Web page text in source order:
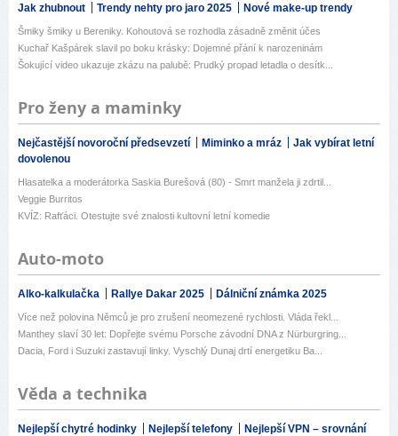
Jak zhubnout Trendy nehty pro jaro 2025 Nové make-up trendy
Šmiky šmiky u Bereniky. Kohoutová se rozhodla zásadně změnit účes
Kuchař Kašpárek slavil po boku krásky: Dojemné přání k narozeninám
Šokující video ukazuje zkázu na palubě: Prudký propad letadla o desítk...
Pro ženy a maminky
Nejčastější novoroční předsevzetí Miminko a mráz
Jak vybírat letní
dovolenou
Hlasatelka a moderátorka Saskia Burešová (80) - Smrt manžela ji zdrtil...
Veggie Burritos
KVÍZ: Rafťáci. Otestujte své znalosti kultovní letní komedie
Auto-moto
Alko-kalkulačka Rallye Dakar 2025 Dálniční známka 2025
Více než polovina Němců je pro zrušení neomezené rychlosti. Vláda řekl...
Manthey slaví 30 let: Dopřejte svému Porsche závodní DNA z Nürburgring...
Dacia, Ford i Suzuki zastavují linky. Vyschlý Dunaj drtí energetiku Ba...
Věda a technika
Nejlepší chytré hodinky Nejlepší telefony Nejlepší VPN – srovnání